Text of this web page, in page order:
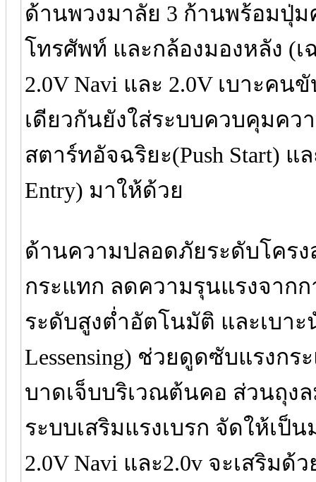
ด้านพวงมาลัย 3 ก้านพร้อมปุ่ม
โทรศัพท์ และกล้องมองหลัง (
2.0V Navi และ 2.0V เบาะค
เดียวกันยังใส่ระบบควบคุมคว
สตาร์ทอัจฉริยะ(Push Start) แ
Entry) มาให้ด้วย
ด้านความปลอดภัยระดับโครง
กระแทก ลดความรุนแรงจาก
ระดับสูงต่ำอัตโนมัติ และเบาะ
Lessensing) ช่วยดูดซับแรงก
บาดเจ็บบริเวณต้นคอ ส่วนถุง
ระบบเสริมแรงเบรก จัดให้เป็
2.0V Navi และ2.0v จะเสริมด้